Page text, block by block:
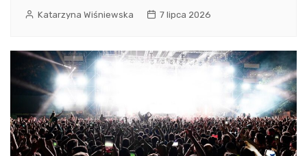
Katarzyna Wiśniewska 7 lipca 2026